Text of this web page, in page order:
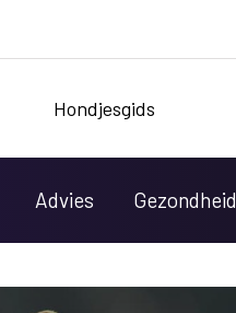
Hondjesgids
Advies Gezondheid